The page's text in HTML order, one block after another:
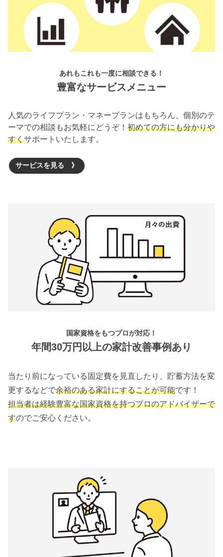
あれもこれも一度に相談できる！
豊富なサービスメニュー
人気のライフプラン・マネープランはもちろん、個別のテ
ーマでの相談もお気軽にどうぞ！ 初めての方にも分かりや
すくサポートいたします。
サービスを見る 》
国家資格をもつプロが対応！
年間30万円以上の家計改善事例あり
当たり前になっている固定費を見直したり、貯蓄方法を変
更するなどで余裕のある家計にすることが可能です！
担当者は経験豊富な国家資格を持つプロのアドバイザーで
すのでご安心ください。